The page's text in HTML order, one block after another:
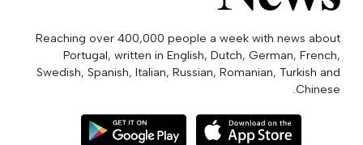
Reaching over 400,000 people a week with news about
Portugal, written in English, Dutch, German, French,
Swedish, Spanish, Italian, Russian, Romanian, Turkish and
Chinese.